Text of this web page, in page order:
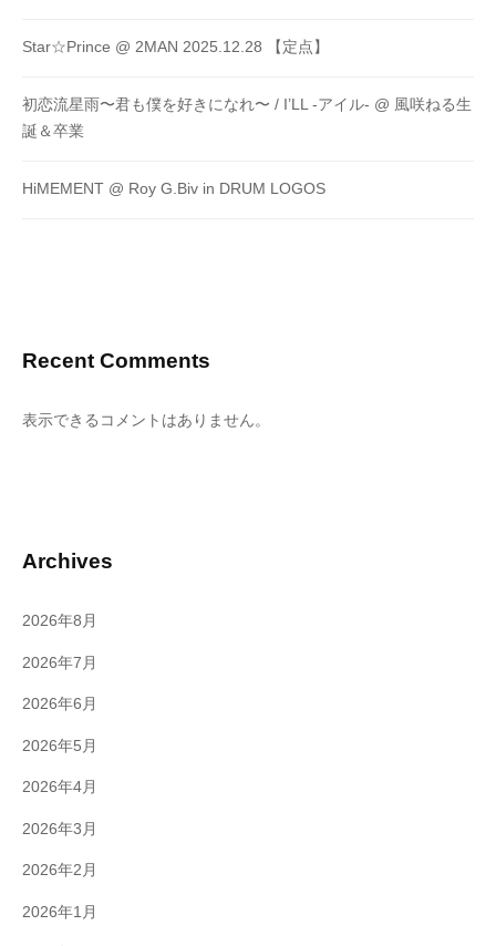
Star☆Prince @ 2MAN 2025.12.28 【定点】
初恋流星雨〜君も僕を好きになれ〜 / I’LL -アイル- @ 風咲ねる生
誕＆卒業
HiMEMENT @ Roy G.Biv in DRUM LOGOS
Recent Comments
表示できるコメントはありません。
Archives
2026年8月
2026年7月
2026年6月
2026年5月
2026年4月
2026年3月
2026年2月
2026年1月